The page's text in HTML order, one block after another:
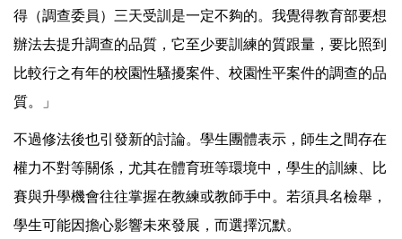
得（調查委員）三天受訓是一定不夠的。我覺得教育部要想
辦法去提升調查的品質，它至少要訓練的質跟量，要比照到
比較行之有年的校園性騷擾案件、校園性平案件的調查的品
質。」
不過修法後也引發新的討論。學生團體表示，師生之間存在
權力不對等關係，尤其在體育班等環境中，學生的訓練、比
賽與升學機會往往掌握在教練或教師手中。若須具名檢舉，
學生可能因擔心影響未來發展，而選擇沉默。